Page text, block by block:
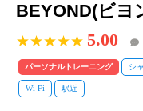
BEYOND(ビヨ
★★★★★ 5.00
パーソナルトレーニング シ
Wi-Fi 駅近